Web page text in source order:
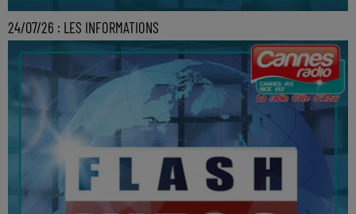
24/07/26 : LES INFORMATIONS